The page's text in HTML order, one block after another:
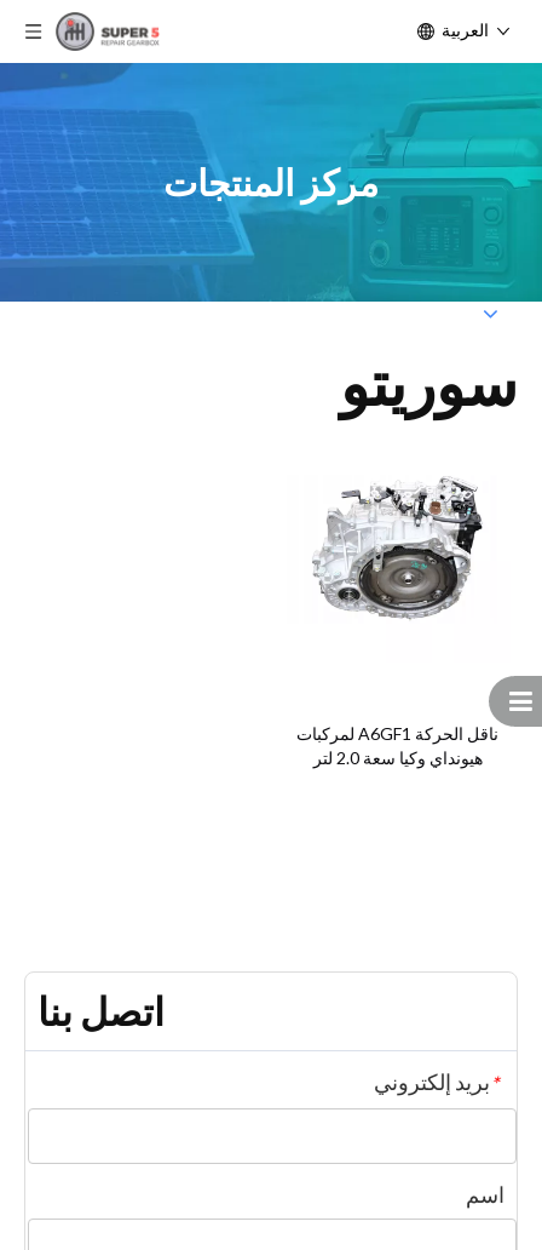
العربية
مركز المنتجات
سوريتو
ناقل الحركة A6GF1 لمركبات
هيونداي وكيا سعة 2.0 لتر
اتصل بنا
*بريد إلكتروني
اسم